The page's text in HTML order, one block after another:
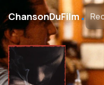
ChansonDuFilm․